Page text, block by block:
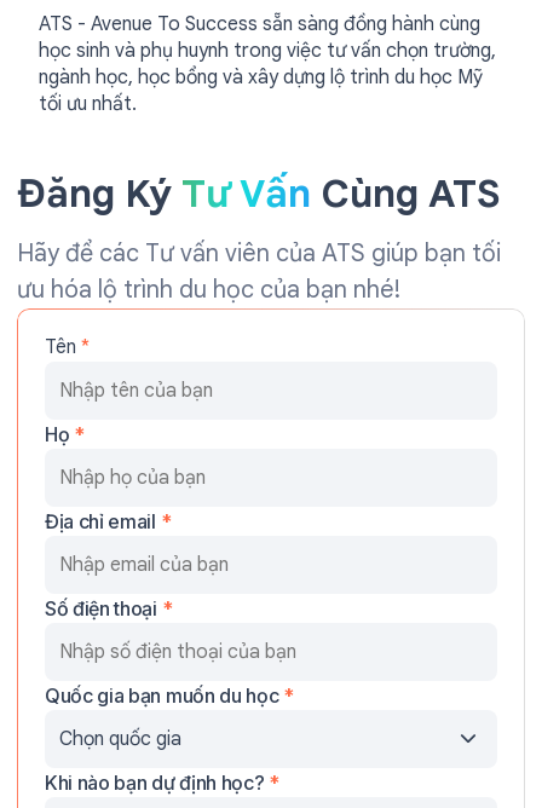
ATS - Avenue To Success sẵn sàng đồng hành cùng
học sinh và phụ huynh trong việc tư vấn chọn trường,
ngành học, học bổng và xây dựng lộ trình du học Mỹ
tối ưu nhất.
Đăng Ký Tư Vấn Cùng ATS
Hãy để các Tư vấn viên của ATS giúp bạn tối
ưu hóa lộ trình du học của bạn nhé!
Tên *
Họ *
Địa chỉ email *
Số điện thoại *
Quốc gia bạn muốn du học *
Khi nào bạn dự định học? *